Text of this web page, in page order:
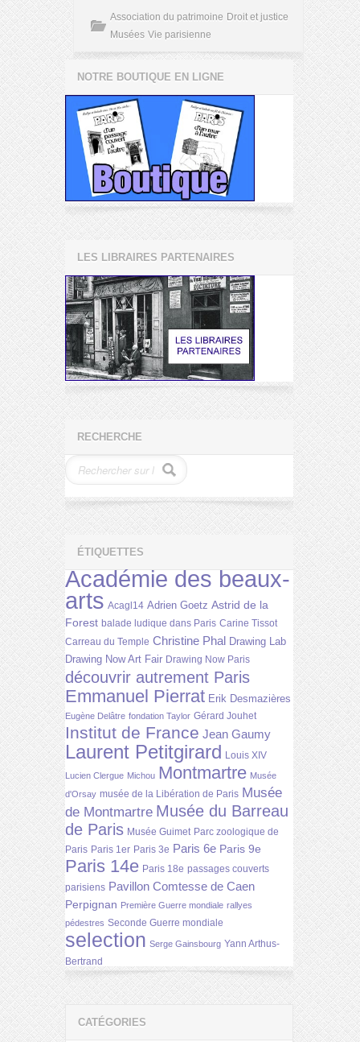
Association du patrimoine Droit et justice
Musées Vie parisienne
NOTRE BOUTIQUE EN LIGNE
LES LIBRAIRES PARTENAIRES
RECHERCHE
ÉTIQUETTES
Académie des beaux-
arts Acagl14 Adrien Goetz Astrid de la
Forest balade ludique dans Paris Carine Tissot
Carreau du Temple Christine Phal Drawing Lab
Drawing Now Art Fair Drawing Now Paris
découvrir autrement Paris
Emmanuel Pierrat Erik Desmazières
Eugène Delâtre fondation Taylor Gérard Jouhet
Institut de France Jean Gaumy
Laurent Petitgirard Louis XIV
Lucien Clergue Michou Montmartre Musée
d'Orsay musée de la Libération de Paris Musée
de Montmartre Musée du Barreau
de Paris Musée Guimet Parc zoologique de
Paris Paris 1er Paris 3e Paris 6e Paris 9e
Paris 14e Paris 18e passages couverts
parisiens Pavillon Comtesse de Caen
Perpignan Première Guerre mondiale rallyes
pédestres Seconde Guerre mondiale
selection Serge Gainsbourg Yann Arthus-
Bertrand
CATÉGORIES